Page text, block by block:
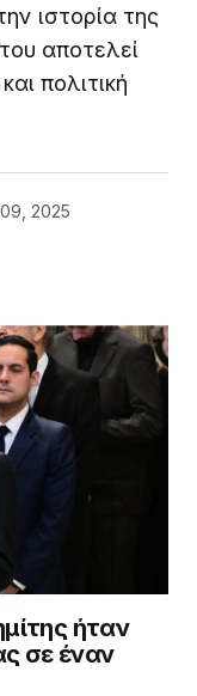
ιστορία της
αποτελεί
πολιτική
2025
ήταν
σε έναν